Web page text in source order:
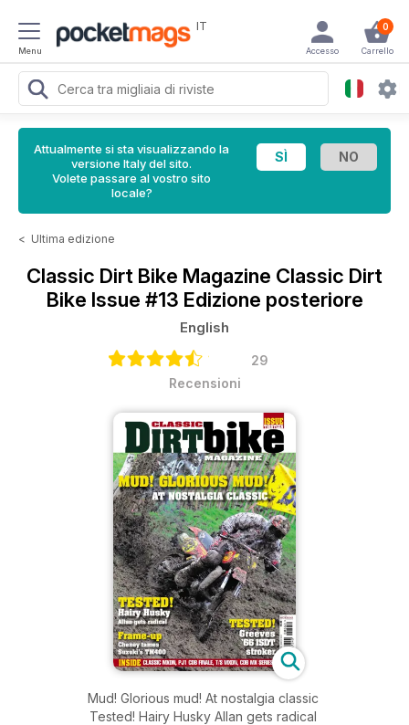
Menu
IT 0
Carrello
Accesso
Attualmente si sta visualizzando la
versione Italy del sito.
Volete passare al vostro sito
locale?
< Ultima edizione
Classic Dirt Bike Magazine Classic Dirt
Bike Issue #13 Edizione posteriore
English
29
Recensioni
Mud! Glorious mud! At nostalgia classic
Tested! Hairy Husky Allan gets radical